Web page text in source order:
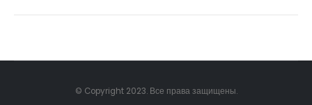
© Copyright 2023. Все права защищены.